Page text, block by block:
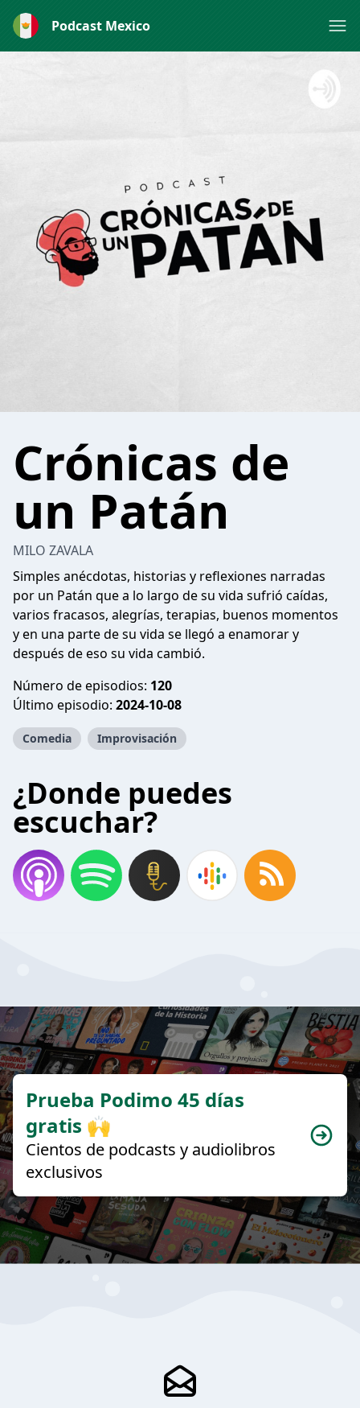
Podcast Mexico
Crónicas de
un Patán
MILO ZAVALA
Simples anécdotas, historias y reflexiones narradas
por un Patán que a lo largo de su vida sufrió caídas,
varios fracasos, alegrías, terapias, buenos momentos
y en una parte de su vida se llegó a enamorar y
después de eso su vida cambió.
Número de episodios: 120
Último episodio: 2024-10-08
Comedia Improvisación
¿Donde puedes
escuchar?
Prueba Podimo 45 días
gratis 🙌
Cientos de podcasts y audiolibros
exclusivos